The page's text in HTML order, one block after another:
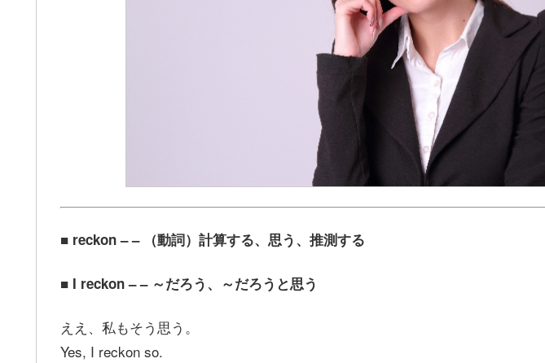
■ reckon – – （動詞）計算する、思う、推測する
■ I reckon – – ～だろう、～だろうと思う
ええ、私もそう思う。
Yes, I reckon so.